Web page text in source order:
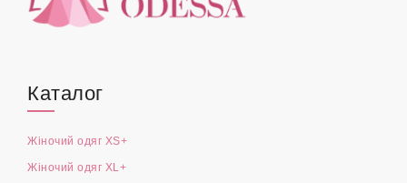
Каталог
Жіночий одяг XS+
Жіночий одяг XL+